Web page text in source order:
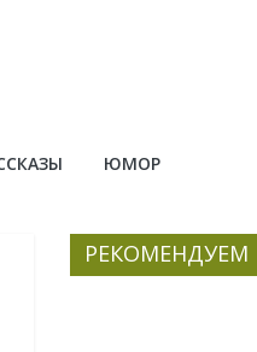
ЮМОР
РЕКОМЕНДУЕМ